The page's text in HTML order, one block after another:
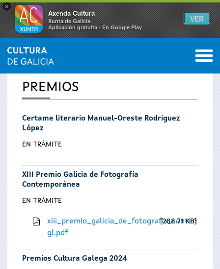
×
Axenda Cultura
Xunta de Galicia
Aplicación gratuíta - En Google Play
VER
Vostede
está
aquí
INICIO 0
PREMIOS
Certame literario Manuel-Oreste Rodríguez
López
EN TRÁMITE
XIII Premio Galicia de Fotografía
Contemporánea
EN TRÁMITE
gl.pdf
288.71 KB
Premios Cultura Galega 2024